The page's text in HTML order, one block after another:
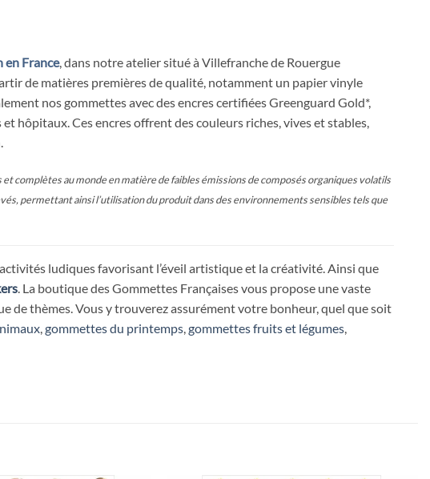
en France, dans notre atelier situé à Villefranche de Rouergue
de matières premières de qualité, notamment un papier vinyle
nos gommettes avec des encres certifiées Greenguard Gold*,
hôpitaux. Ces encres offrent des couleurs riches, vives et stables,
complètes au monde en matière de faibles émissions de composés organiques volatils
permettant ainsi l’utilisation du produit dans des environnements sensibles tels que
ludiques favorisant l’éveil artistique et la créativité. Ainsi que
. La boutique des Gommettes Françaises vous propose une vaste
de thèmes. Vous y trouverez assurément votre bonheur, quel que soit
,gommettes du printemps,gommettes fruits et légumes,